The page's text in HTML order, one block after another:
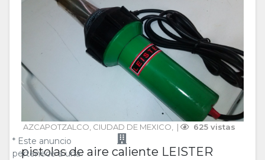
AZCAPOTZALCO, CIUDAD DE MEXICO, | 625 vistas
* Este anuncio
pertenece a una
pistolas de aire caliente LEISTER